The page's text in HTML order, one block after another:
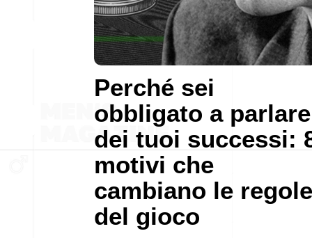
Perché sei
obbligato a parlare
dei tuoi successi:
motivi che
cambiano le regole
del gioco